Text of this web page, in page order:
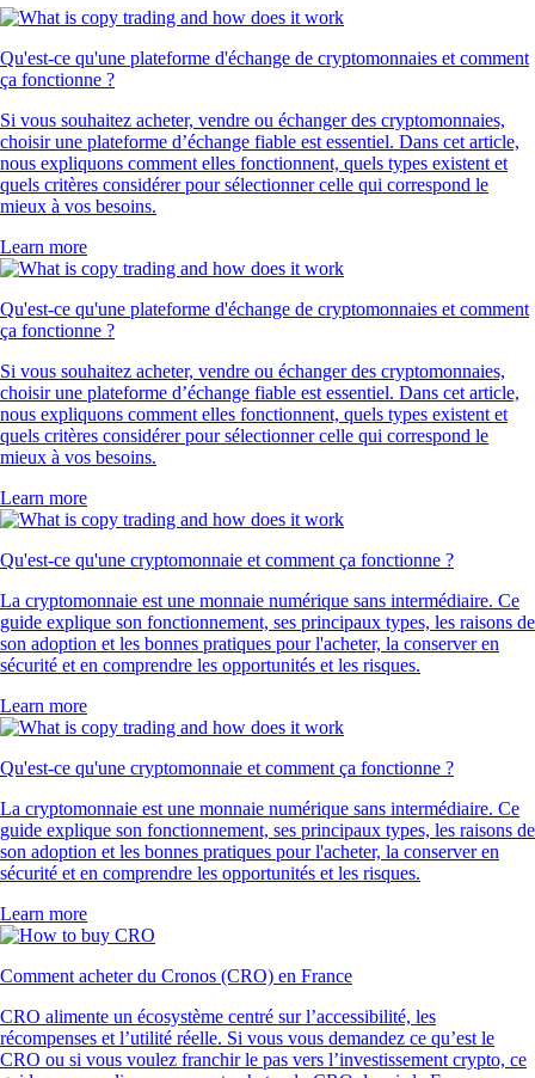
0.065189 %
RVN$0.00308+0.09%
SUSHI$0.142278-1.19 %
PEPE$0.000002+1.55%
Ce que disent nos clients
4.7
320k Reviews
660k Reviews
« Nouveau dans la crypto, j'ai craqué après avoir vu la pub de l'app
100 fois. Pour l'instant, au top : l'app est super claire, facile à utiliser et
l'inscription est ultra fluide. »